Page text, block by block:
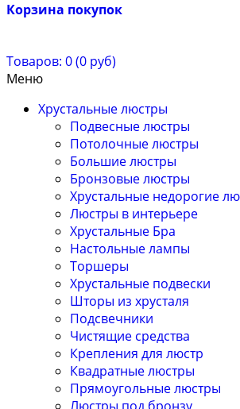
Корзина покупок
Товаров: 0 (0 руб)
Меню
Хрустальные люстры
Подвесные люстры
Потолочные люстры
Большие люстры
Бронзовые люстры
Хрустальные недорогие
Люстры в интерьере
Хрустальные Бра
Настольные лампы
Торшеры
Хрустальные подвески
Шторы из хрусталя
Подсвечники
Чистящие средства
Крепления для люстр
Квадратные люстры
Прямоугольные люстры